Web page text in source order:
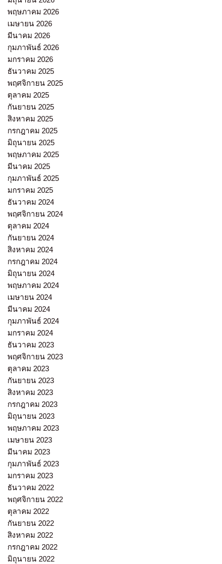
พฤษภาคม 2026
เมษายน 2026
มีนาคม 2026
กุมภาพันธ์ 2026
มกราคม 2026
ธันวาคม 2025
พฤศจิกายน 2025
ตุลาคม 2025
กันยายน 2025
สิงหาคม 2025
กรกฎาคม 2025
มิถุนายน 2025
พฤษภาคม 2025
มีนาคม 2025
กุมภาพันธ์ 2025
มกราคม 2025
ธันวาคม 2024
พฤศจิกายน 2024
ตุลาคม 2024
กันยายน 2024
สิงหาคม 2024
กรกฎาคม 2024
มิถุนายน 2024
พฤษภาคม 2024
เมษายน 2024
มีนาคม 2024
กุมภาพันธ์ 2024
มกราคม 2024
ธันวาคม 2023
พฤศจิกายน 2023
ตุลาคม 2023
กันยายน 2023
สิงหาคม 2023
กรกฎาคม 2023
มิถุนายน 2023
พฤษภาคม 2023
เมษายน 2023
มีนาคม 2023
กุมภาพันธ์ 2023
มกราคม 2023
ธันวาคม 2022
พฤศจิกายน 2022
ตุลาคม 2022
กันยายน 2022
สิงหาคม 2022
กรกฎาคม 2022
มิถุนายน 2022